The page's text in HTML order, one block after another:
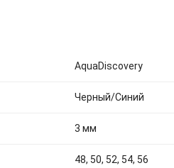
AquaDiscovery
Черный/Синий
3 мм
48, 50, 52, 54, 56